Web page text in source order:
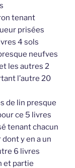
tenant
prisées
4 sols
neufves
les autres 2
l’autre 20
de lin presque
ce 5 livres
tenant chacun
y en a un
6 livres
et partie